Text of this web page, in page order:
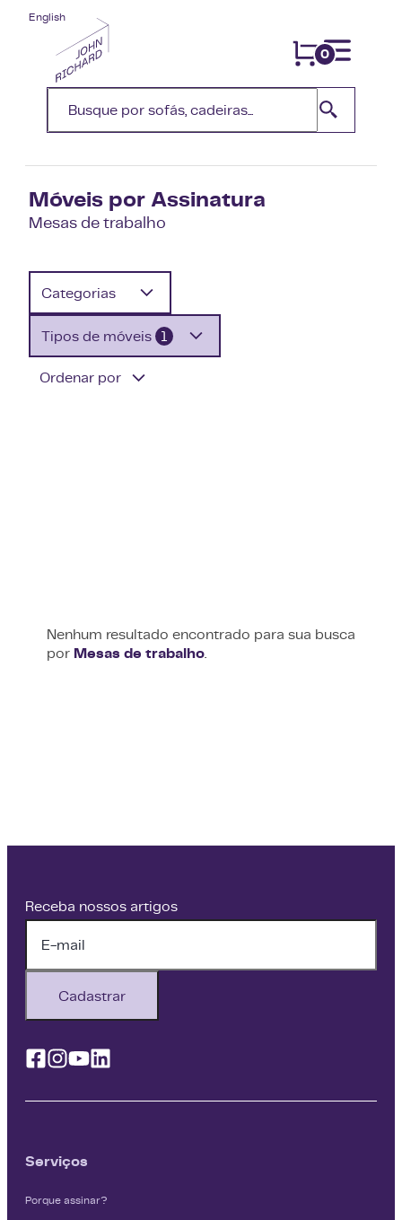
0
English
Móveis por Assinatura
Mesas de trabalho
Categorias
Tipos de móveis 1
Ordenar por
Nenhum resultado encontrado para sua busca
por Mesas de trabalho.
Receba nossos artigos
Cadastrar
Facebook
Instagram
YoutubeLinkedin
Serviços
Porque assinar?